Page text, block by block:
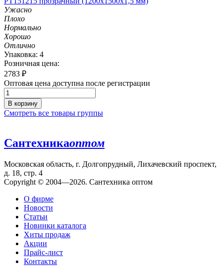
Ужасно
Плохо
Нормально
Хорошо
Отлично
Упаковка: 4
Розничная цена:
2783 ₽
Оптовая цена доступна после регистрации
В корзину
Смотреть все товары группы
Сантехникаоптом
Московская область, г. Долгопрудный, Лихачевский проспект,
д. 18, стр. 4
Copyright © 2004—2026. Сантехника оптом
О фирме
Новости
Статьи
Новинки каталога
Хиты продаж
Акции
Прайс-лист
Контакты